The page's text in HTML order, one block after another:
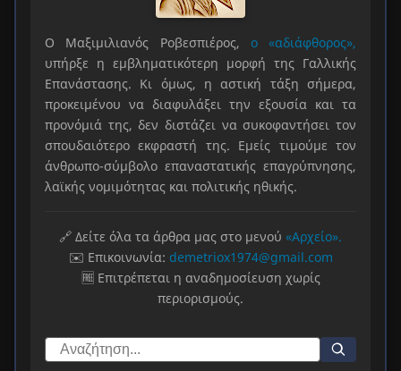
Ο Μαξιμιλιανός Ροβεσπιέρος, ο «αδιάφθορος»,
υπήρξε η εμβληματικότερη μορφή της Γαλλικής
Επανάστασης. Κι όμως, η αστική τάξη σήμερα,
προκειμένου να διαφυλάξει την εξουσία και τα
προνόμιά της, δεν διστάζει να συκοφαντήσει τον
σπουδαιότερο εκφραστή της. Εμείς τιμούμε τον
άνθρωπο-σύμβολο επαναστατικής επαγρύπνησης,
λαϊκής νομιμότητας και πολιτικής ηθικής.
🔗 Δείτε όλα τα άρθρα μας στο μενού «Αρχείο».
✉️ Επικοινωνία: demetriox1974@gmail.com
🆓 Επιτρέπεται η αναδημοσίευση χωρίς
περιορισμούς.